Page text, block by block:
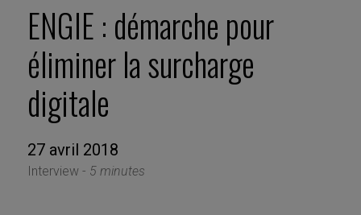
ENGIE : démarche pour
éliminer la surcharge
digitale
27 avril 2018
Interview - 5 minutes